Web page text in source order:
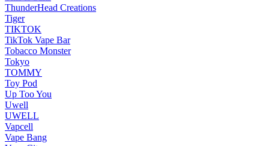
ThunderHead Creations
Tiger
TIKTOK
TikTok Vape Bar
Tobacco Monster
Tokyo
TOMMY
Toy Pod
Up Too You
Uwell
UWELL
Vapcell
Vape Bang